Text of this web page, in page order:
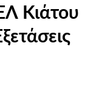
Κιάτου